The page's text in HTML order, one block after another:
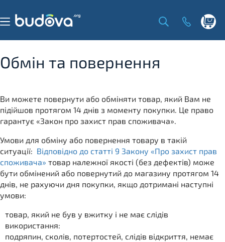
content
Обмін та повернення
Ви можете повернути або обміняти товар, який Вам не
підійшов протягом 14 днів з моменту покупки. Це право
гарантує «Закон про захист прав споживача».
Умови для обміну або повернення товару в такій
ситуації: Відповідно до статті 9 Закону «Про захист прав
споживача» товар належної якості (без дефектів) може
бути обмінений або повернутий до магазину протягом 14
днів, не рахуючи дня покупки, якщо дотримані наступні
умови:
товар, який не був у вжитку і не має слідів
використання:
подряпин, сколів, потертостей, слідів відкриття, немає